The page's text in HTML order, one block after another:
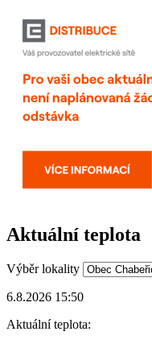
Aktuální teplota
Výběr lokality
6.8.2026 15:50
Aktuální teplota: